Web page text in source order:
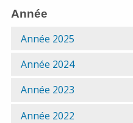
Année
Année 2025
Année 2024
Année 2023
Année 2022